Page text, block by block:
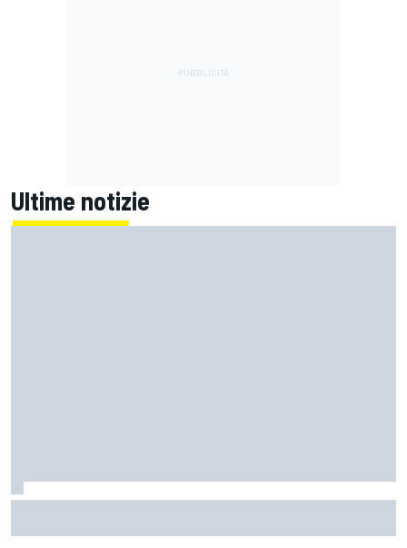
Ultime notizie